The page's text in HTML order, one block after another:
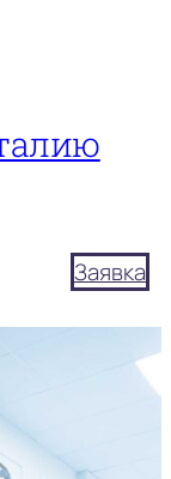
Заявка